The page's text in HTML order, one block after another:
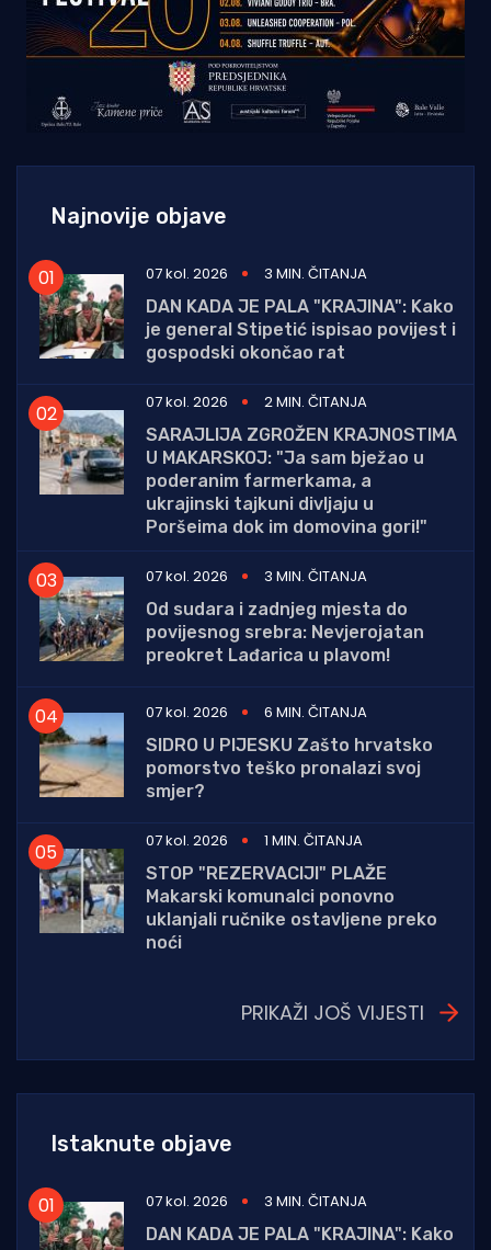
Najnovije objave
07 kol. 2026
3 MIN. ČITANJA
DAN KADA JE PALA "KRAJINA": Kako
je general Stipetić ispisao povijest i
gospodski okončao rat
07 kol. 2026
2 MIN. ČITANJA
SARAJLIJA ZGROŽEN KRAJNOSTIMA
U MAKARSKOJ: "Ja sam bježao u
poderanim farmerkama, a
ukrajinski tajkuni divljaju u
Poršeima dok im domovina gori!"
07 kol. 2026
3 MIN. ČITANJA
Od sudara i zadnjeg mjesta do
povijesnog srebra: Nevjerojatan
preokret Lađarica u plavom!
07 kol. 2026
6 MIN. ČITANJA
SIDRO U PIJESKU Zašto hrvatsko
pomorstvo teško pronalazi svoj
smjer?
07 kol. 2026
1 MIN. ČITANJA
STOP "REZERVACIJI" PLAŽE
Makarski komunalci ponovno
uklanjali ručnike ostavljene preko
noći
PRIKAŽI JOŠ VIJESTI
Istaknute objave
07 kol. 2026
3 MIN. ČITANJA
DAN KADA JE PALA "KRAJINA": Kako